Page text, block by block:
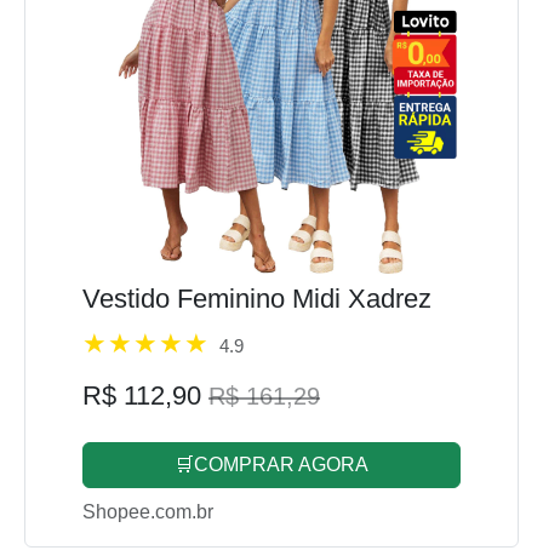
Vestido Feminino Midi Xadrez
4.9
R$ 112,90 R$ 161,29
🛒COMPRAR AGORA
Shopee.com.br